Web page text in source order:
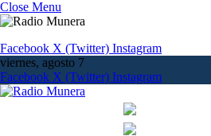
Close Menu
Facebook X (Twitter) Instagram
viernes, agosto 7
Facebook X (Twitter) Instagram